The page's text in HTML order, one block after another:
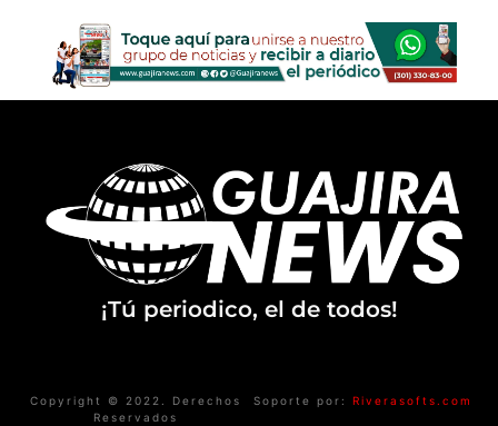
¡Tú periodico, el de todos!
Copyright © 2022. Derechos
Reservados
Soporte por: Riverasofts.com